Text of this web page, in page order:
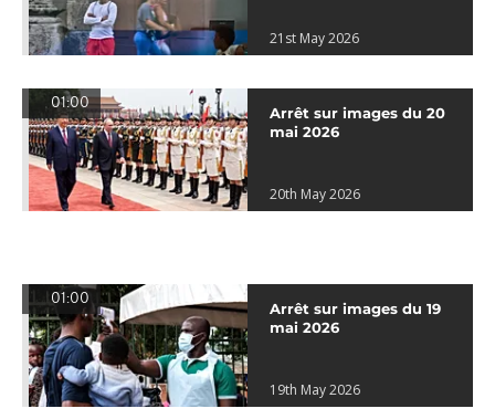
21st May 2026
01:00
Arrêt sur images du 20
mai 2026
20th May 2026
01:00
Arrêt sur images du 19
mai 2026
19th May 2026